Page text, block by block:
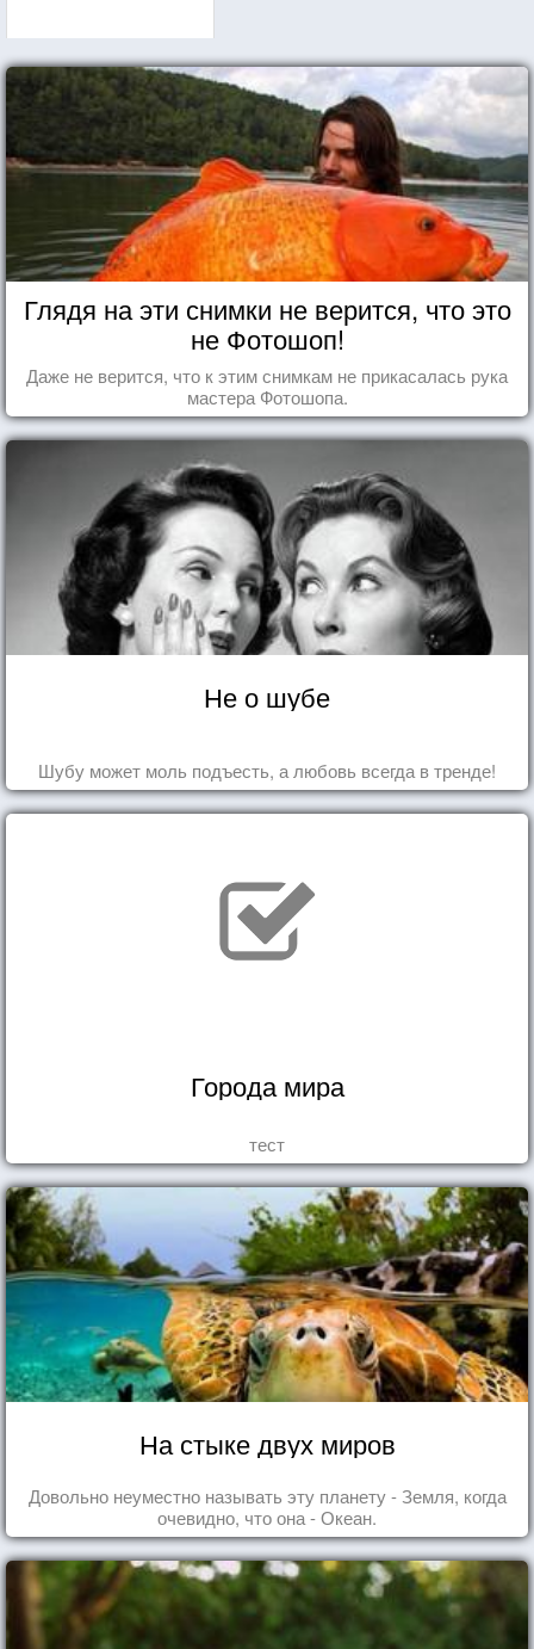
Глядя на эти снимки не верится, что это
не Фотошоп!
Даже не верится, что к этим снимкам не прикасалась рука
мастера Фотошопа.
Не о шубе
Шубу может моль подъесть, а любовь всегда в тренде!
Города мира
тест
На стыке двух миров
Довольно неуместно называть эту планету - Земля, когда
очевидно, что она - Океан.